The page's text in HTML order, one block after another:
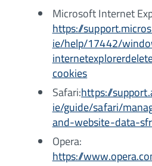
Microsoft Internet
https://
ie/help/17442/
cookies
Safari:https://
ie/guide/safari/
and-website-data-
Opera:
https://